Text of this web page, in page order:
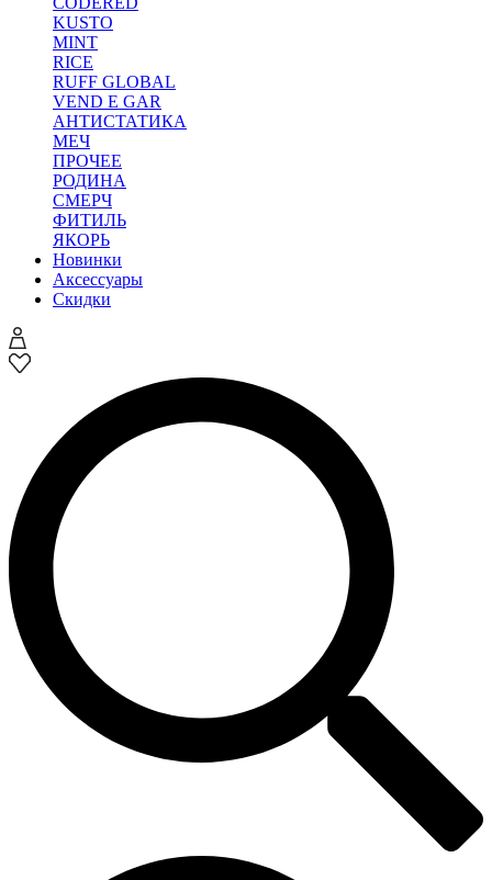
KUSTO
MINT
RICE
RUFF GLOBAL
VEND E GAR
АНТИСТАТИКА
МЕЧ
ПРОЧЕЕ
РОДИНА
СМЕРЧ
ФИТИЛЬ
ЯКОРЬ
Новинки
Аксессуары
Скидки